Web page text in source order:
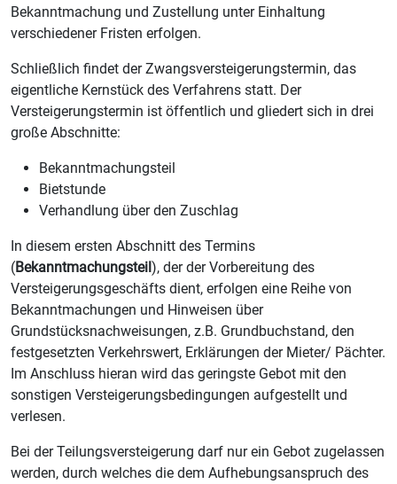
Bekanntmachung und Zustellung unter Einhaltung
verschiedener Fristen erfolgen.
Schließlich findet der Zwangsversteigerungstermin, das
eigentliche Kernstück des Verfahrens statt. Der
Versteigerungstermin ist öffentlich und gliedert sich in drei
große Abschnitte:
Bekanntmachungsteil
Bietstunde
Verhandlung über den Zuschlag
In diesem ersten Abschnitt des Termins
(Bekanntmachungsteil), der der Vorbereitung des
Versteigerungsgeschäfts dient, erfolgen eine Reihe von
Bekanntmachungen und Hinweisen über
Grundstücksnachweisungen, z.B. Grundbuchstand, den
festgesetzten Verkehrswert, Erklärungen der Mieter/ Pächter.
Im Anschluss hieran wird das geringste Gebot mit den
sonstigen Versteigerungsbedingungen aufgestellt und
verlesen.
Bei der Teilungsversteigerung darf nur ein Gebot zugelassen
werden, durch welches die dem Aufhebungsanspruch des